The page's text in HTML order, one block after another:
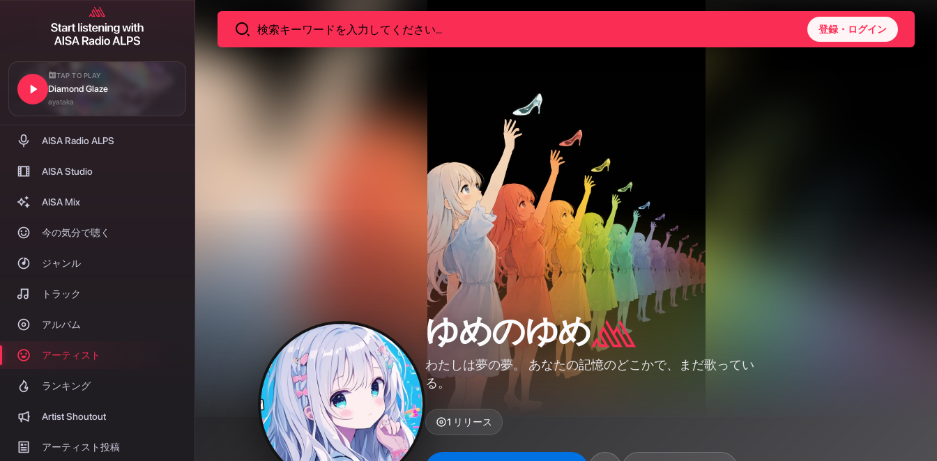
登録・ログイン
TAP TO PLAY
Diamond Glaze
ayataka
AISA Radio ALPS
AISA Studio
AISA Mix
今の気分で聴く
ジャンル
トラック
アルバム
アーティスト
ランキング
Artist Shoutout
アーティスト投稿
ゆめのゆめ
わたしは夢の夢。 あなたの記憶のどこかで、まだ歌ってい
る。
1 リリース